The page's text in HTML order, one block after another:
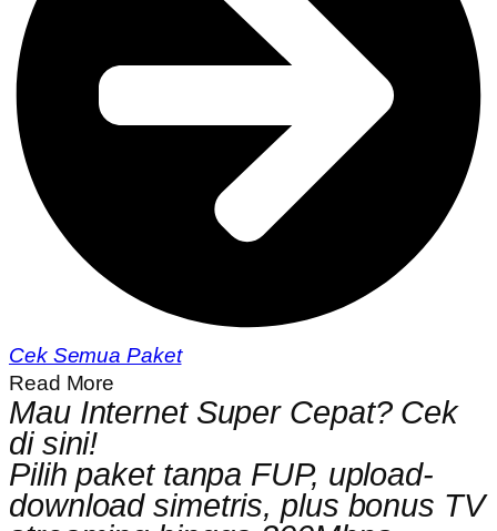
Cek Semua Paket
Read More
Mau Internet Super Cepat? Cek
di sini!
Pilih paket tanpa FUP, upload-
download simetris, plus bonus TV